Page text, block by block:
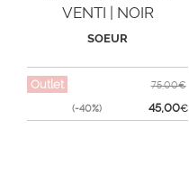
VENTI | NOIR
SOEUR
Outlet
(-40%)
75,00€
45,00€